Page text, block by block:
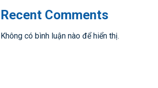
Recent Comments
Không có bình luận nào để hiển thị.